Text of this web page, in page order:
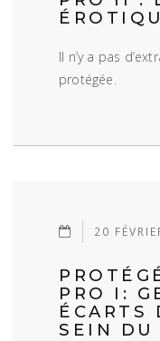
Il n’y a pas
protégée.
20
PRO I:
ÉCARTS
SEIN DU